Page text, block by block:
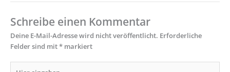
Schreibe einen Kommentar
Deine E-Mail-Adresse wird nicht veröffentlicht. Erforderliche
Felder sind mit* markiert